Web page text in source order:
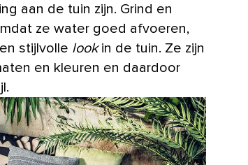
aan de tuin zijn. Grind en
ze water goed afvoeren,
stijlvolle lookin de tuin. Ze zijn
en kleuren en daardoor